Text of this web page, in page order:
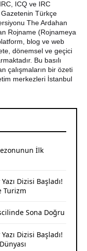
Sözbir
Erzincanlı
1 Gümüş Madalya
ICQ ve IRC
Türkçe
The Ardahan
Rojname (Rojnameya
blog ve web
dönemsel ve geçici
Bu basılı
çalışmaların bir özeti
merkezleri İstanbul
İlk
Dizisi Başladı!
Turizm
Sona Doğru
Dizisi Başladı!